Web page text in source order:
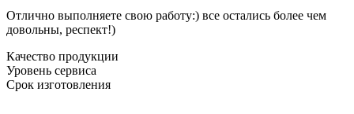
Отлично выполняете свою работу:) все остались более чем
довольны, респект!)
Качество продукции
Уровень сервиса
Срок изготовления